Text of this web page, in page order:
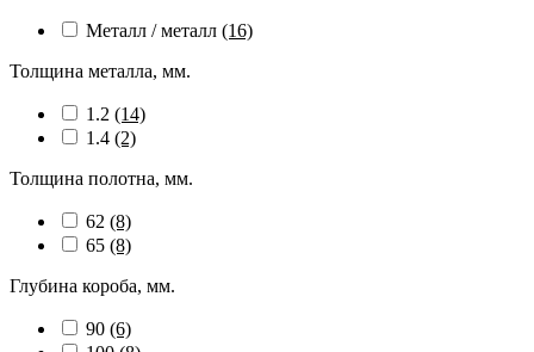
Металл / металл (16)
Толщина металла, мм.
1.2 (14)
1.4 (2)
Толщина полотна, мм.
62 (8)
65 (8)
Глубина короба, мм.
90 (6)